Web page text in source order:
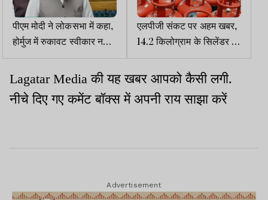
पीएम मोदी ने लोकसभा में कहा,
होर्मुज में रुकावट स्वीकार नहीं
है, भारतीयों की सुरक्षा सर्वोच्च
प्राथमिकता
एलपीजी संकट पर अहम खबर,
14.2 किलोग्राम के सिलेंडर में
10 किलो गैस भरकर देने पर
मंथन
Lagatar Mediaकी यह खबर आपको कैसी लगी.
नीचे दिए गए कमेंट बॉक्स में अपनी राय साझा करें
Advertisement